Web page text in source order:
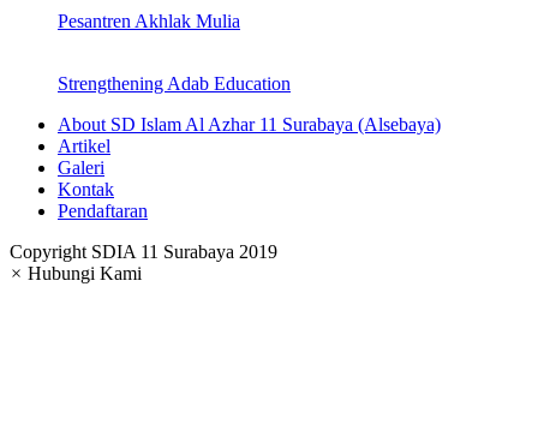
Pesantren Akhlak Mulia
Strengthening Adab Education
About SD Islam Al Azhar 11 Surabaya (Alsebaya)
Artikel
Galeri
Kontak
Pendaftaran
Copyright SDIA 11 Surabaya 2019
× Hubungi Kami